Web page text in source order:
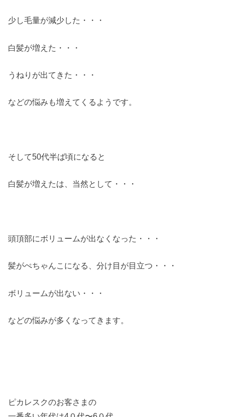
少し毛量が減少した・・・
白髪が増えた・・・
うねりが出てきた・・・
などの悩みも増えてくるようです。
そして50代半ば頃になると
白髪が増えたは、当然として・・・
頭頂部にボリュームが出なくなった・・・
髪がぺちゃんこになる、分け目が目立つ・・・
ボリュームが出ない・・・
などの悩みが多くなってきます。
ピカレスクのお客さまの